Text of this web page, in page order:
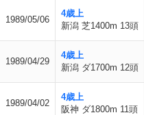
1989/05/06
4歳上
新潟 芝1400m 13頭
1989/04/29
4歳上
新潟 ダ1700m 12頭
1989/04/02
4歳上
阪神 ダ1800m 11頭